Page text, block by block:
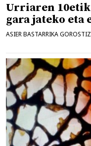
Urriaren
gara jateko
ASIER BASTARRIKA